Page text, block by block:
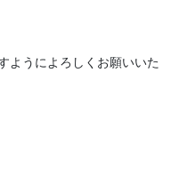
ようによろしくお願いいた